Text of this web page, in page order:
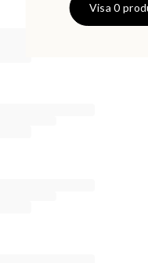
Visa 0